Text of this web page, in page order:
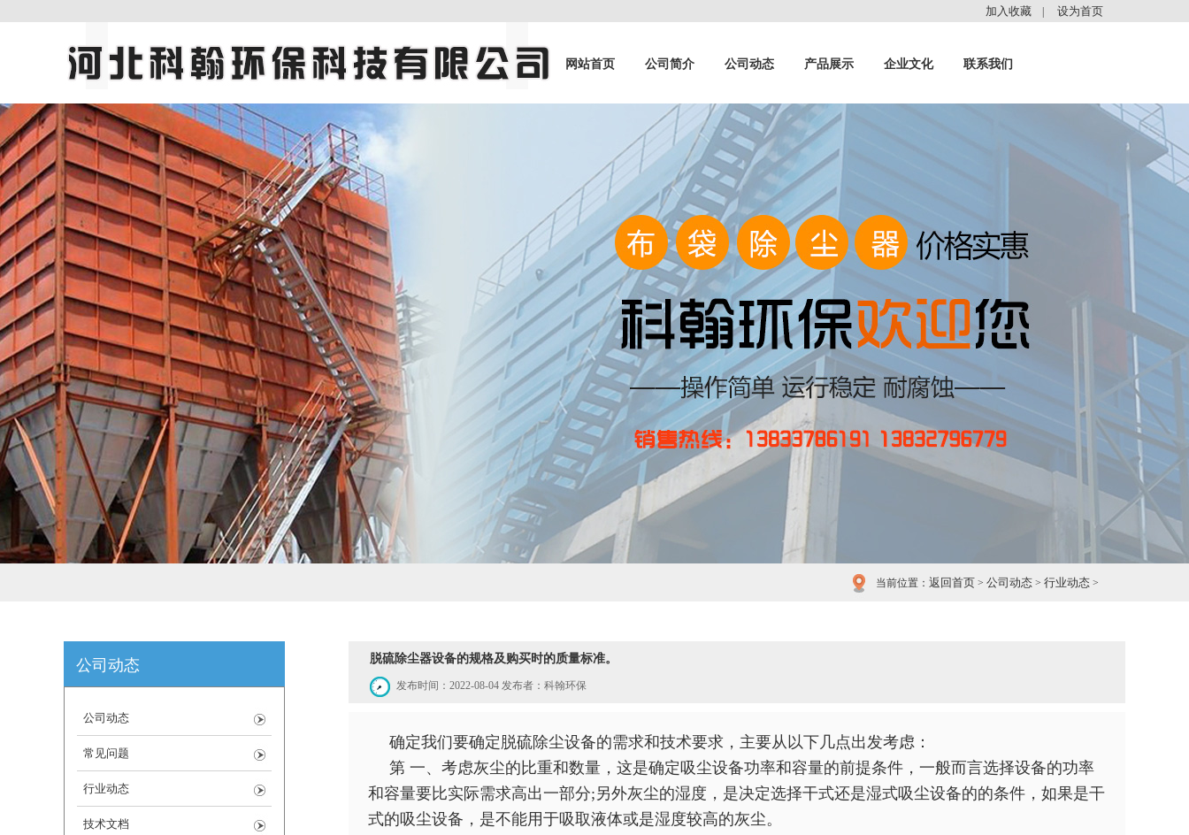
加入收藏 设为首页
网站首页 公司简介 公司动态 产品展示 企业文化 联系我们
当前位置： 返回首页 > 公司动态 > 行业动态 >
公司动态
公司动态
常见问题
行业动态
技术文档
脱硫除尘器设备的规格及购买时的质量标准。
发布时间：2022-08-04 发布者：科翰环保
确定我们要确定脱硫除尘设备的需求和技术要求，主要从以下几点出发考虑：
第 一、考虑灰尘的比重和数量，这是确定吸尘设备功率和容量的前提条件，一般而言选择设备的功率
和容量要比实际需求高出一部分;另外灰尘的湿度，是决定选择干式还是湿式吸尘设备的的条件，如果是干
式的吸尘设备，是不能用于吸取液体或是湿度较高的灰尘。